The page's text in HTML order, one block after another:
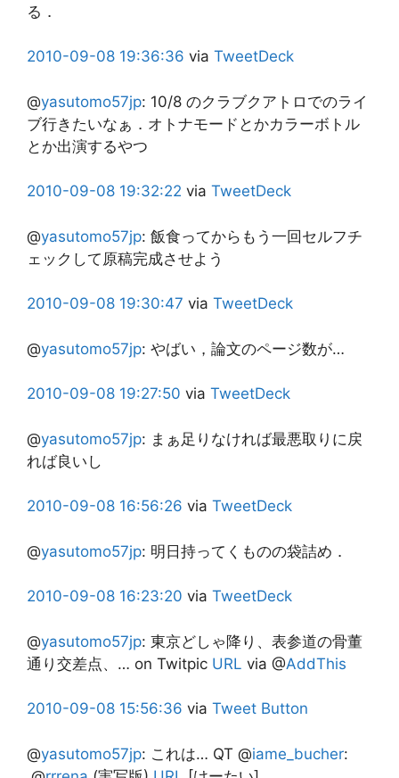
る．
2010-09-08 19:36:36 via TweetDeck
@yasutomo57jp: 10/8 のクラブクアトロでのライ
ブ行きたいなぁ．オトナモードとかカラーボトル
とか出演するやつ
2010-09-08 19:32:22 via TweetDeck
@yasutomo57jp: 飯食ってからもう一回セルフチ
ェックして原稿完成させよう
2010-09-08 19:30:47 via TweetDeck
@yasutomo57jp: やばい，論文のページ数が…
2010-09-08 19:27:50 via TweetDeck
@yasutomo57jp: まぁ足りなければ最悪取りに戻
れば良いし
2010-09-08 16:56:26 via TweetDeck
@yasutomo57jp: 明日持ってくものの袋詰め．
2010-09-08 16:23:20 via TweetDeck
@yasutomo57jp: 東京どしゃ降り、表参道の骨董
通り交差点、… on Twitpic URL via @AddThis
2010-09-08 15:56:36 via Tweet Button
@yasutomo57jp: これは… QT @iame_bucher: